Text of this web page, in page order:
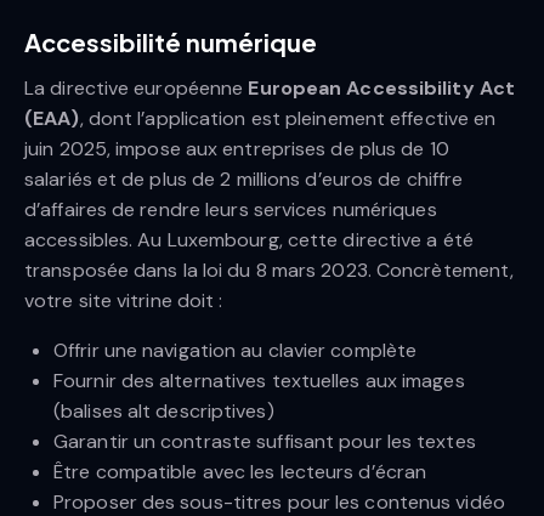
Accessibilité numérique
La directive européenne European Accessibility Act
(EAA), dont l’application est pleinement effective en
juin 2025, impose aux entreprises de plus de 10
salariés et de plus de 2 millions d’euros de chiffre
d’affaires de rendre leurs services numériques
accessibles. Au Luxembourg, cette directive a été
transposée dans la loi du 8 mars 2023. Concrètement,
votre site vitrine doit :
Offrir une navigation au clavier complète
Fournir des alternatives textuelles aux images
(balises alt descriptives)
Garantir un contraste suffisant pour les textes
Être compatible avec les lecteurs d’écran
Proposer des sous-titres pour les contenus vidéo